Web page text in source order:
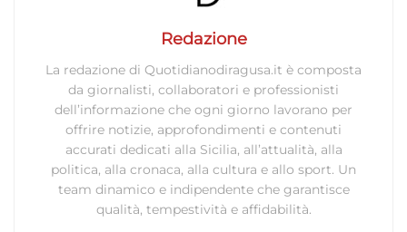
Redazione
La redazione di Quotidianodiragusa.it è composta
da giornalisti, collaboratori e professionisti
dell’informazione che ogni giorno lavorano per
offrire notizie, approfondimenti e contenuti
accurati dedicati alla Sicilia, all’attualità, alla
politica, alla cronaca, alla cultura e allo sport. Un
team dinamico e indipendente che garantisce
qualità, tempestività e affidabilità.